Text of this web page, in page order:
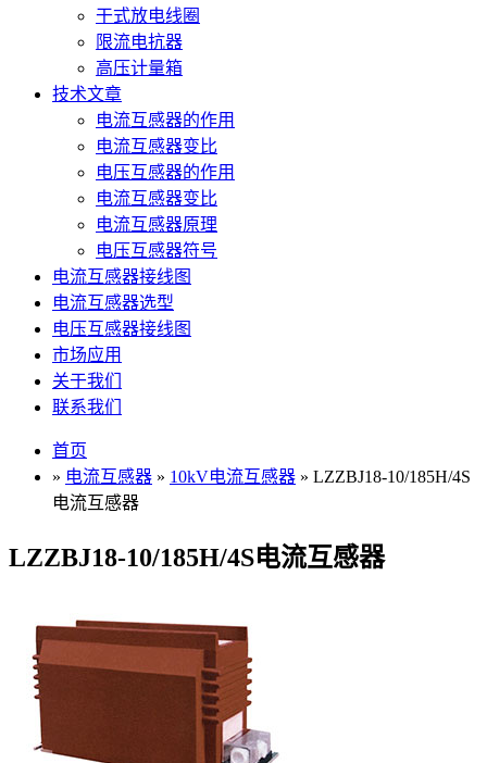
干式放电线圈
限流电抗器
高压计量箱
技术文章
电流互感器的作用
电流互感器变比
电压互感器的作用
电流互感器变比
电流互感器原理
电压互感器符号
电流互感器接线图
电流互感器选型
电压互感器接线图
市场应用
关于我们
联系我们
首页
» 电流互感器 » 10kV电流互感器 » LZZBJ18-10/185H/4S
电流互感器
LZZBJ18-10/185H/4S电流互感器